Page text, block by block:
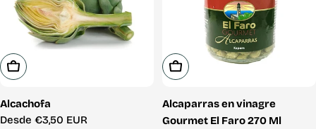
Elige Opciones
Alcachofa
Precio
Desde €3,50 EUR
Añadir A La Cesta
Alcaparras en vinagre
Gourmet El Faro 270 Ml